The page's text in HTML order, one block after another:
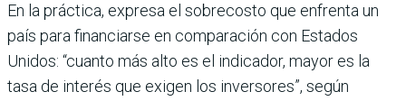
En la práctica, expresa el sobrecosto que enfrenta un
país para financiarse en com­paración con Estados
Unidos: “cuanto más alto es el indica­dor, mayor es la
tasa de inte­rés que exigen los inversores”, según